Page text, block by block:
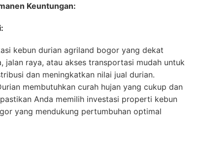
Keuntungan:
kebun durian agriland bogor yang dekat
jalan raya, atau akses transportasi mudah untuk
dan meningkatkan nilai jual durian.
membutuhkan curah hujan yang cukup dan
Anda memilih investasi properti kebun
yang mendukung pertumbuhan optimal